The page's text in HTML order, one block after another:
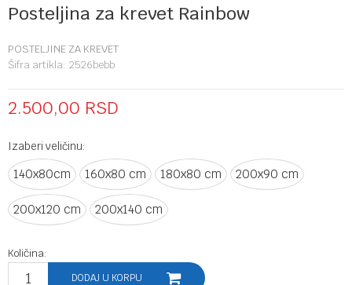
Posteljina za krevet Rainbow
POSTELJINE ZA KREVET
Šifra artikla: 2526bebb
2.500,00 RSD
Izaberi veličinu:
140x80cm 160x80 cm 180x80 cm 200x90 cm
200x120 cm 200x140 cm
Količina:
DODAJ U KORPU